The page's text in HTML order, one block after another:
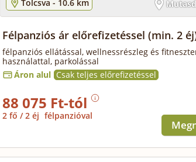
Tolcsva - 10.6 km
Félpanziós ár előrefizetéssel (min. 2
félpanziós ellátással, wellnessrészleg és
használattal, parkolással
Áron alul Csak teljes előrefizetéssel
88 075 Ft-tól
2 fő / 2 éj félpanzióval